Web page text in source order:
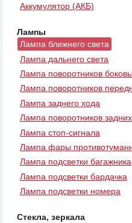
Аккумулятор (АКБ)
Лампы
Лампа ближнего света
Лампа дальнего света
Лампа поворотников
Лампа поворотников
Лампа заднего хода
Лампа поворотников задних
Лампа стоп-сигнала
Лампа фары
Лампа подсветки багажника
Лампа подсветки бардачка
Лампа подсветки номера
Стекла, зеркала